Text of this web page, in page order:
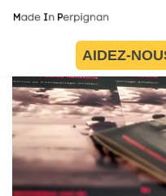
contenu
AIDEZ-